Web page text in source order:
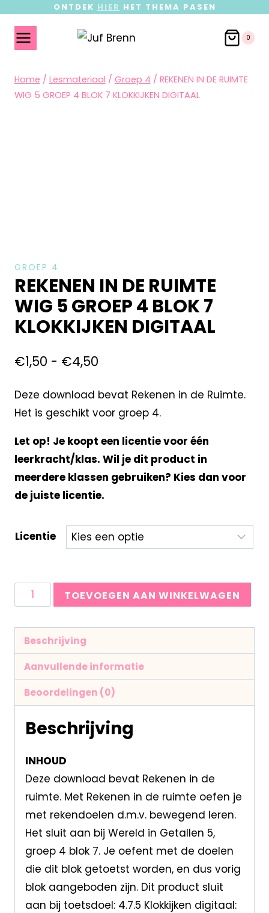
ONTDEK HIER HET THEMA PASEN
0
Home / Lesmateriaal / Groep 4 / REKENEN IN DE RUIMTE
WIG 5 GROEP 4 BLOK 7 KLOKKIJKEN DIGITAAL
GROEP 4
REKENEN IN DE RUIMTE
WIG 5 GROEP 4 BLOK 7
KLOKKIJKEN DIGITAAL
€1,50 - €4,50
Deze download bevat Rekenen in de Ruimte.
Het is geschikt voor groep 4.
Let op! Je koopt een licentie voor één
leerkracht/klas. Wil je dit product in
meerdere klassen gebruiken? Kies dan voor
de juiste licentie.
Licentie
TOEVOEGEN AAN WINKELWAGEN
Beschrijving
Aanvullende informatie
Beoordelingen (0)
Beschrijving
INHOUD
Deze download bevat Rekenen in de
ruimte. Met Rekenen in de ruimte oefen je
met rekendoelen d.m.v. bewegend leren.
Het sluit aan bij Wereld in Getallen 5,
groep 4 blok 7. Je oefent met de doelen
die dit blok getoetst worden, en dus vorig
blok aangeboden zijn. Dit product sluit
aan bij toetsdoel: 4.7.5 Klokkijken digitaal: